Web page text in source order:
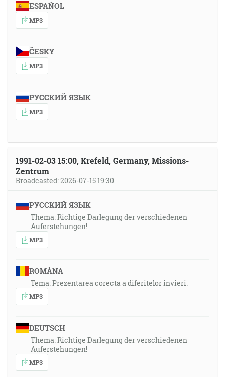
ESPAÑOL
MP3
ČESKY
MP3
РУССКИЙ ЯЗЫК
MP3
1991-02-03 15:00, Krefeld, Germany, Missions-
Zentrum
Broadcasted: 2026-07-15 19:30
РУССКИЙ ЯЗЫК
Thema: Richtige Darlegung der verschiedenen
Auferstehungen!
MP3
ROMÂNA
Tema: Prezentarea corecta a diferitelor invieri.
MP3
DEUTSCH
Thema: Richtige Darlegung der verschiedenen
Auferstehungen!
MP3